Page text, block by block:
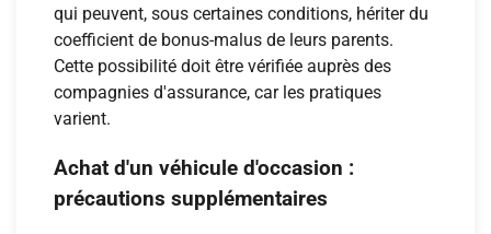
qui peuvent, sous certaines conditions, hériter du
coefficient de bonus-malus de leurs parents.
Cette possibilité doit être vérifiée auprès des
compagnies d'assurance, car les pratiques
varient.
Achat d'un véhicule d'occasion :
précautions supplémentaires